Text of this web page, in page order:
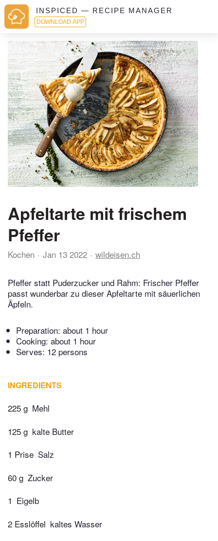
INSPICED — RECIPE MANAGER
DOWNLOAD APP
Apfeltarte mit frischem
Pfeffer
Kochen Jan 13 2022 wildeisen.ch
Pfeffer statt Puderzucker und Rahm: Frischer Pfeffer
passt wunderbar zu dieser Apfeltarte mit säuerlichen
Äpfeln.
Preparation: about 1 hour
Cooking: about 1 hour
Serves: 12 persons
INGREDIENTS
225 g Mehl
125 g kalte Butter
1 Prise Salz
60 g Zucker
1 Eigelb
2 Esslöffel kaltes Wasser